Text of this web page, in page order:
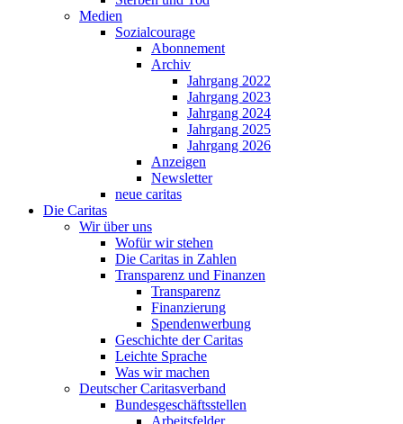
Medien
Sozialcourage
Abonnement
Archiv
Jahrgang 2022
Jahrgang 2023
Jahrgang 2024
Jahrgang 2025
Jahrgang 2026
Anzeigen
Newsletter
neue caritas
Die Caritas
Wir über uns
Wofür wir stehen
Die Caritas in Zahlen
Transparenz und Finanzen
Transparenz
Finanzierung
Spendenwerbung
Geschichte der Caritas
Leichte Sprache
Was wir machen
Deutscher Caritasverband
Bundesgeschäftsstellen